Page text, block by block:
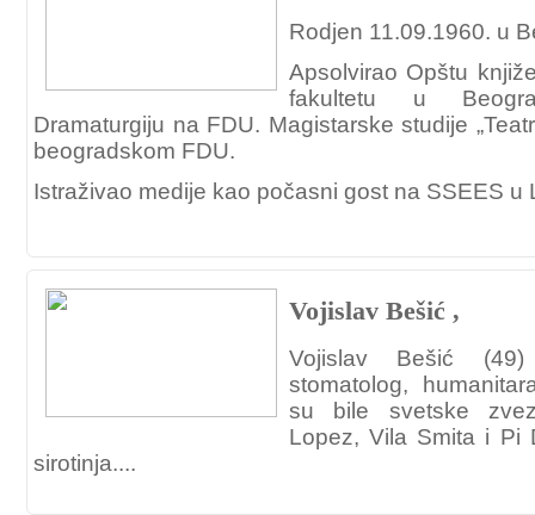
Rodjen 11.09.1960. u
Apsolvirao Opštu
fakultetu u
Dramaturgiju na FDU. Magistarske studije
beogradskom FDU.
Istraživao medije kao počasni gost na SSEES u
Vojislav Bešić ,
Vojislav Bešić
stomatolog,
su bile svetske
Lopez, Vila Smita i Pi
sirotinja....